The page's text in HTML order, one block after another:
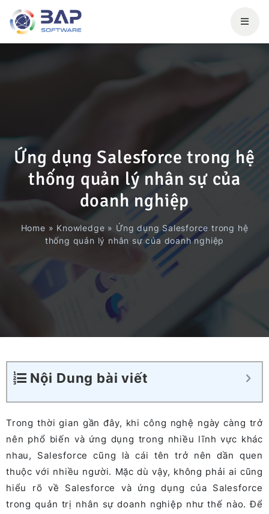
Ứng dụng Salesforce trong hệ
thống quản lý nhân sự của
doanh nghiệp
Home » Knowledge » Ứng dụng Salesforce trong hệ
thống quản lý nhân sự của doanh nghiệp
Nội Dung bài viết
Trong thời gian gần đây, khi công nghệ ngày càng trở
nên phổ biến và ứng dụng trong nhiều lĩnh vực khác
nhau, Salesforce cũng là cái tên trở nên dần quen
thuộc với nhiều người. Mặc dù vậy, không phải ai cũng
hiểu rõ về Salesforce và ứng dụng của Salesforce
trong quản trị nhân sự doanh nghiệp như thế nào. Để